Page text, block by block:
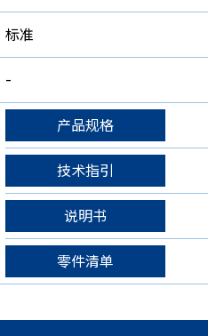
标准
-
产品规格
技术指引
说明书
零件清单